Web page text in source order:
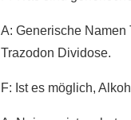
A: Generische Namen
Trazodon Dividose.
F: Ist es möglich,